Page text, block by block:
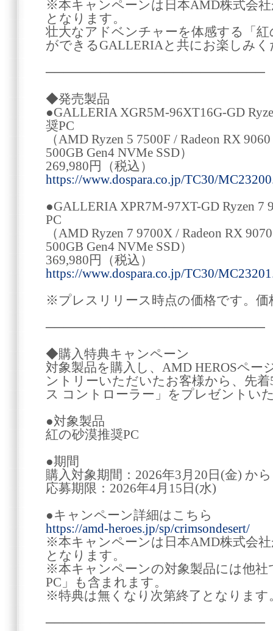
※本キャンペーンは日本AMD株式会
となります。
壮大なアドベンチャーを体感する「
ができるGALLERIAと共にお楽しみく
────────────────────────
◆発売製品
●GALLERIA XGR5M-96XT16G-GD
奨PC
（AMD Ryzen 5 7500F / Radeon RX
500GB Gen4 NVMe SSD）
269,980円（税込）
https://www.dospara.co.jp/TC30/
●GALLERIA XPR7M-97XT-GD Ryzen 7
PC
（AMD Ryzen 7 9700X / Radeon RX
500GB Gen4 NVMe SSD）
369,980円（税込）
https://www.dospara.co.jp/TC30/
※プレスリリース時点の価格です。価
────────────────────────
◆購入特典キャンペーン
対象製品を購入し、AMD HEROSペー
ントリーいただいたお客様から、先
ス コントローラー」をプレゼントい
●対象製品
紅の砂漠推奨PC
●期間
購入対象期間：2026年3月20日(金) か
応募期限：2026年4月15日(水)
●キャンペーン詳細はこちら
https://amd-heroes.jp/sp/crimsondesert/
※本キャンペーンは日本AMD株式会
となります。
※本キャンペーンの対象製品には他社
PC」も含まれます。
※特典は無くなり次第終了となります
────────────────────────